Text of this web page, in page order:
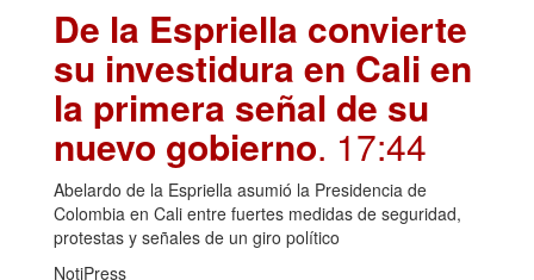
De la Espriella convierte
su investidura en Cali en
la primera señal de su
nuevo gobierno. 17:44
Abelardo de la Espriella asumió la Presidencia de
Colombia en Cali entre fuertes medidas de seguridad,
protestas y señales de un giro político
NotiPress